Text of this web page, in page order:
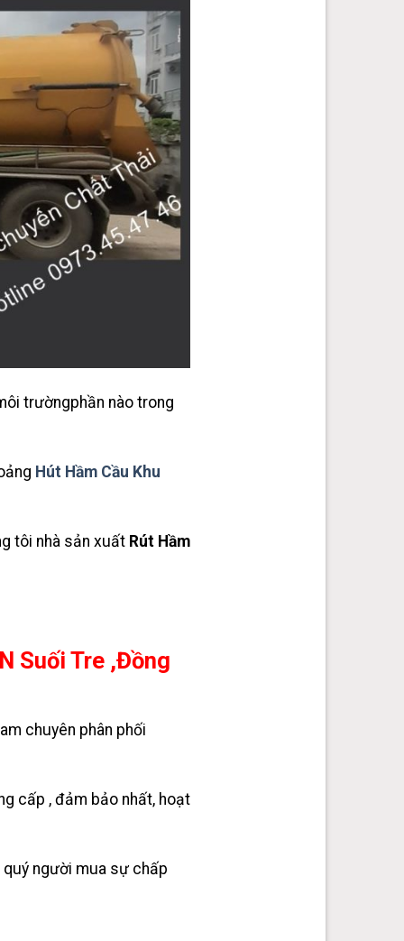
trườngphần nào trong
Hút Hầm Cầu Khu
tôi nhà sản xuất Rút Hầm
Suối Tre ,Đồng
chuyên phân phối
cấp , đảm bảo nhất, hoạt
người mua sự chấp